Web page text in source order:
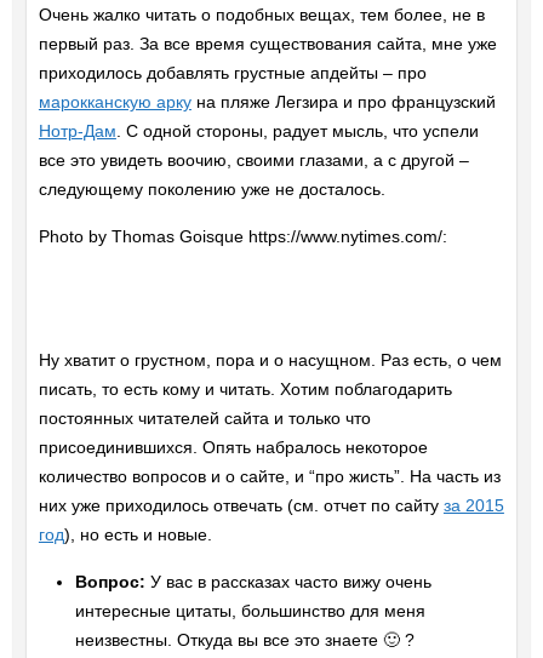
Очень жалко читать о подобных вещах, тем более, не в
первый раз. За все время существования сайта, мне уже
приходилось добавлять грустные апдейты – про
марокканскую аркуна пляже Легзира и про французский
Нотр-Дам . С одной стороны, радует мысль, что успели
все это увидеть воочию, своими глазами, а с другой –
следующему поколению уже не досталось.
Photo by Thomas Goisque https://www.nytimes.com/:
Ну хватит о грустном, пора и о насущном. Раз есть, о чем
писать, то есть кому и читать. Хотим поблагодарить
постоянных читателей сайта и только что
присоединившихся. Опять набралось некоторое
количество вопросов и о сайте, и “про жисть”. На часть из
них уже приходилось отвечать (см. отчет по сайту за 2015
год), но есть и новые.
Вопрос: У вас в рассказах часто вижу очень
интересные цитаты, большинство для меня
неизвестны. Откуда вы все это знаете 🙂 ?